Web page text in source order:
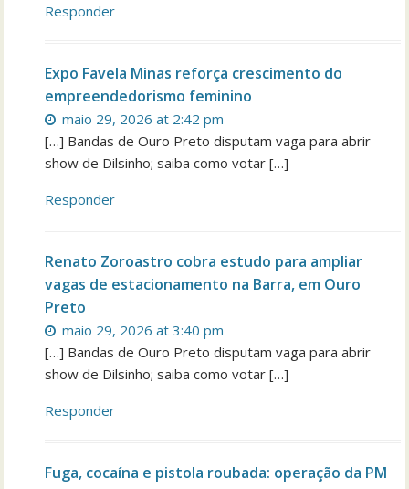
Responder
Expo Favela Minas reforça crescimento do
empreendedorismo feminino
maio 29, 2026 at 2:42 pm
[…] Bandas de Ouro Preto disputam vaga para abrir
show de Dilsinho; saiba como votar […]
Responder
Renato Zoroastro cobra estudo para ampliar
vagas de estacionamento na Barra, em Ouro
Preto
maio 29, 2026 at 3:40 pm
[…] Bandas de Ouro Preto disputam vaga para abrir
show de Dilsinho; saiba como votar […]
Responder
Fuga, cocaína e pistola roubada: operação da PM